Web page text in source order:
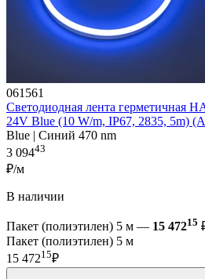
061561
Светодиодная лента герметичная
24V Blue (10 W/m, IP67, 2835, 5m)
Blue | Синий 470 nm
3 09443
₽/м
В наличии
Пакет (полиэтилен) 5 м — 15 47215
Пакет (полиэтилен) 5 м
15 47215₽